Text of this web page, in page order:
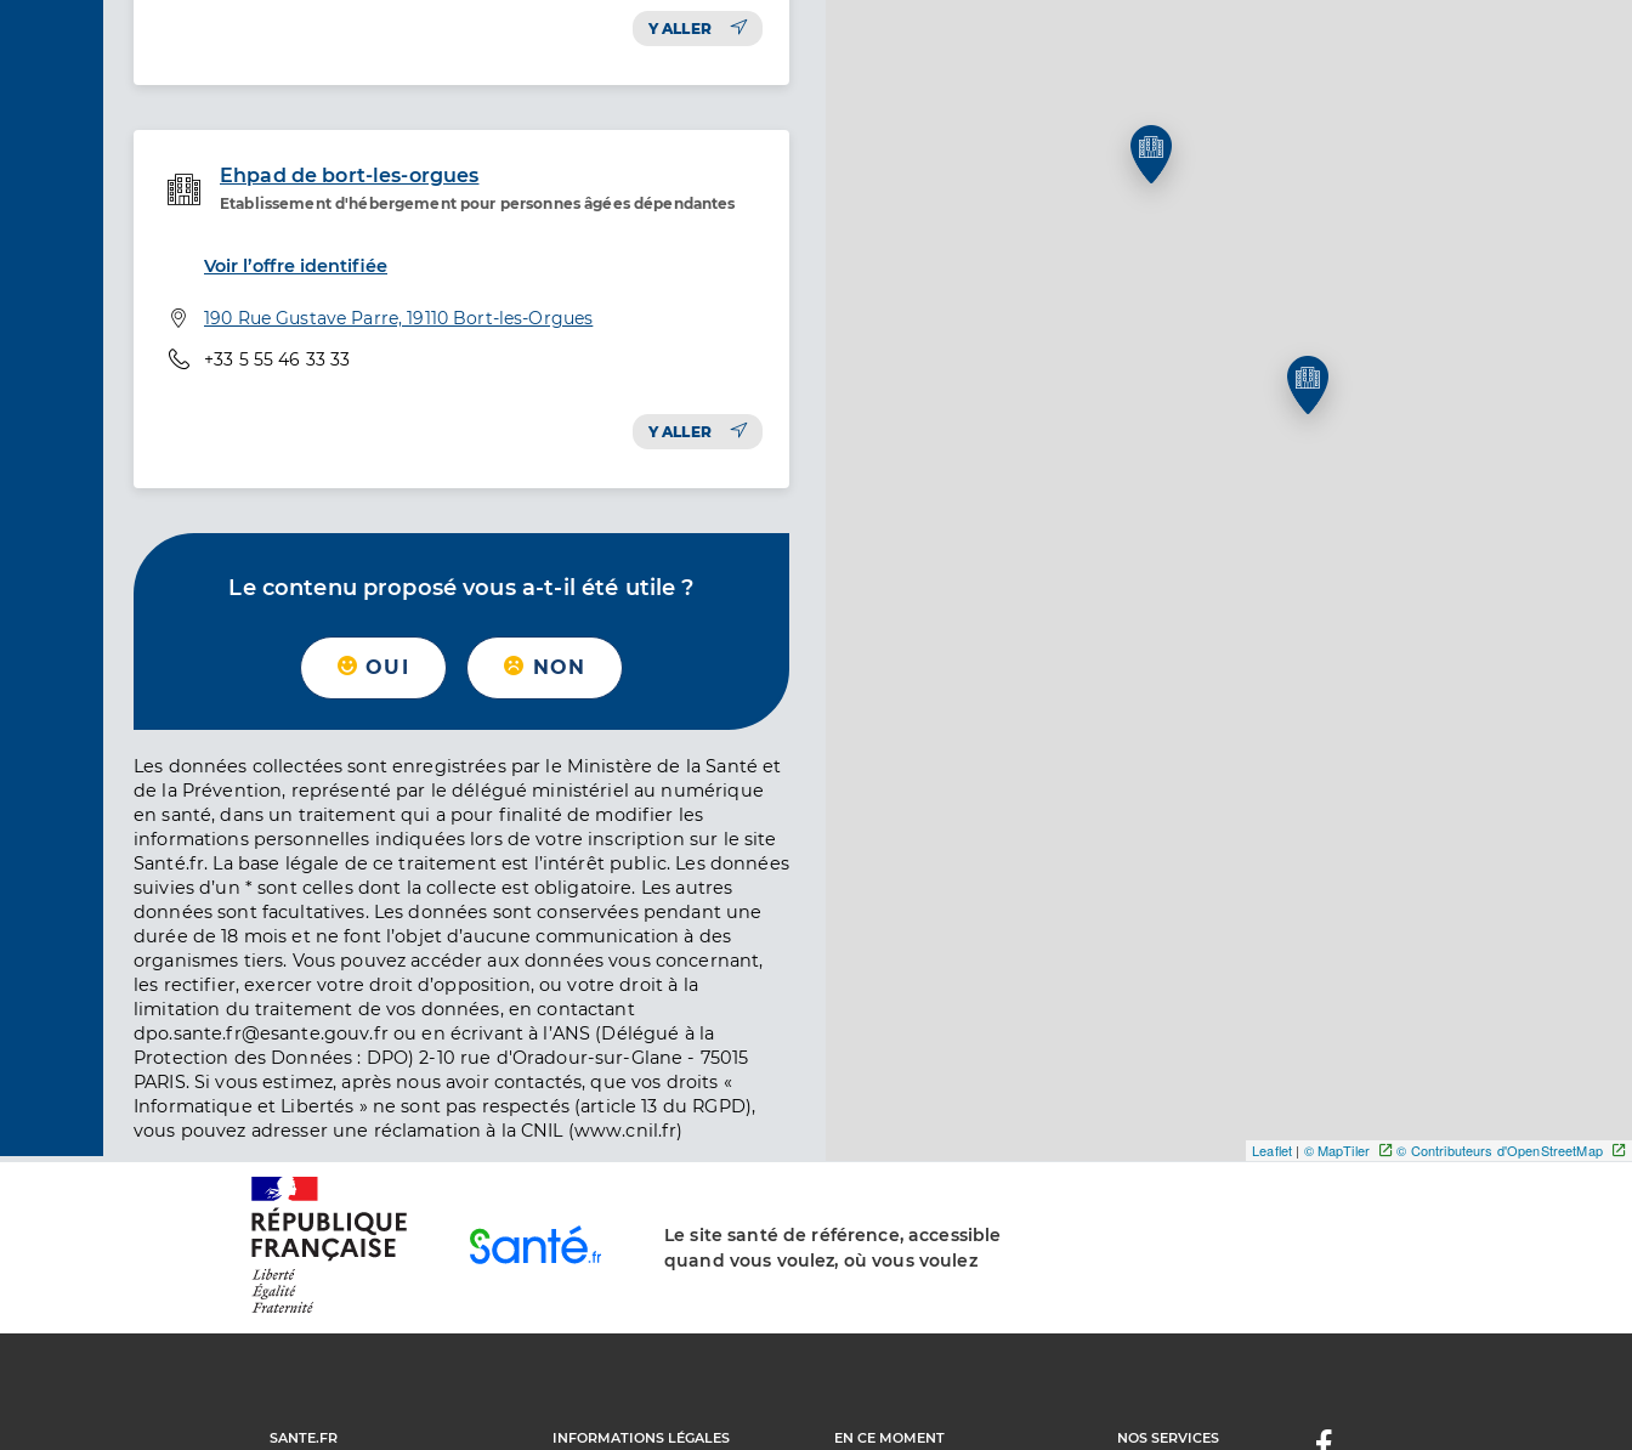
Y ALLER
Ehpad de bort-les-orgues
Etablissement d'hébergement pour personnes âgées dépendantes
Etablissement de soins
Voir l’offre identifiée
Adresse
190 Rue Gustave Parre, 19110 Bort-les-Orgues
Téléphone
+33 5 55 46 33 33
Y ALLER
Le contenu proposé vous a-t-il été utile ?
OUI NON
Les données collectées sont enregistrées par le Ministère de la Santé et
de la Prévention, représenté par le délégué ministériel au numérique
en santé, dans un traitement qui a pour finalité de modifier les
informations personnelles indiquées lors de votre inscription sur le site
Santé.fr. La base légale de ce traitement est l’intérêt public. Les données
suivies d’un * sont celles dont la collecte est obligatoire. Les autres
données sont facultatives. Les données sont conservées pendant une
durée de 18 mois et ne font l’objet d’aucune communication à des
organismes tiers. Vous pouvez accéder aux données vous concernant,
les rectifier, exercer votre droit d’opposition, ou votre droit à la
limitation du traitement de vos données, en contactant
dpo.sante.fr@esante.gouv.fr ou en écrivant à l’ANS (Délégué à la
Protection des Données : DPO) 2-10 rue d'Oradour-sur-Glane - 75015
PARIS. Si vous estimez, après nous avoir contactés, que vos droits «
Informatique et Libertés » ne sont pas respectés (article 13 du RGPD),
vous pouvez adresser une réclamation à la CNIL (www.cnil.fr)
Leaflet | © MapTiler © Contributeurs d'OpenStreetMap
Le site santé de référence, accessible
quand vous voulez, où vous voulez
SANTE.FR INFORMATIONS LÉGALES EN CE MOMENT NOS SERVICES Facebook